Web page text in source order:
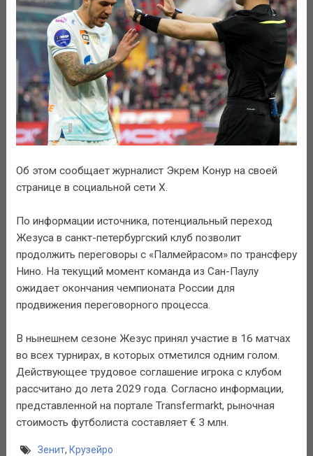
Об этом сообщает журналист Экрем Конур на своей
странице в социальной сети X.
По информации источника, потенциальный переход
Жезуса в санкт-петербургский клуб позволит
продолжить переговоры с «Палмейрасом» по трансферу
Нино. На текущий момент команда из Сан-Паулу
ожидает окончания чемпионата России для
продвижения переговорного процесса.
В нынешнем сезоне Жезус принял участие в 16 матчах
во всех турнирах, в которых отметился одним голом.
Действующее трудовое соглашение игрока с клубом
рассчитано до лета 2029 года. Согласно информации,
представленной на портале Transfermarkt, рыночная
стоимость футболиста составляет € 3 млн.
Зенит, Крузейро